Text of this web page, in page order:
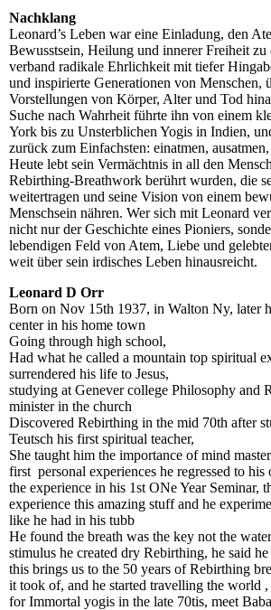
Nachklang
Leonard’s Leben war eine Einladung, den
Bewusstsein, Heilung und innerer Freiheit zu
verband radikale Ehrlichkeit mit tiefer
und inspirierte Generationen von Menschen,
Vorstellungen von Körper, Alter und Tod
Suche nach Wahrheit führte ihn von einem
York bis zu Unsterblichen Yogis in Indien,
zurück zum Einfachsten: einatmen,
Heute lebt sein Vermächtnis in all den
Rebirthing-Breathwork berührt wurden, die
weitertragen und seine Vision von einem
Menschsein nähren. Wer sich mit Leonard
nicht nur der Geschichte eines Pioniers,
lebendigen Feld von Atem, Liebe und
weit über sein irdisches Leben hinausreicht.
Leonard D Orr
Born on Nov 15th 1937, in Walton Ny, later
center in his home town
Going through high school,
Had what he called a mountain top spiritual
surrendered his life to Jesus,
studying at Genever college Philosophy and
minister in the church
Discovered Rebirthing in the mid 70th after
Teutsch his first spiritual teacher,
She taught him the importance of mind
first personal experiences he regressed to his
the experience in his 1st ONe Year Seminar,
experience this amazing stuff and he
like he had in his tubb
He found the breath was the key not the
stimulus he created dry Rebirthing, he said
this brings us to the 50 years of Rebirthing
it took of, and he started travelling the world
for Immortal yogis in the late 70tis, meet